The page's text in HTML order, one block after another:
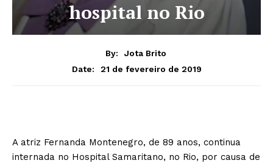
hospital no Rio
By:
Jota Brito
Date:
21 de fevereiro de 2019
A atriz Fernanda Montenegro, de 89 anos, continua
internada no Hospital Samaritano, no Rio, por causa de